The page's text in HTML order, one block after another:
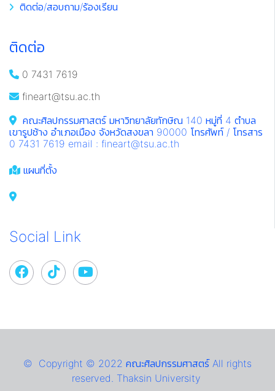
ติดต่อ/สอบถาม/ร้องเรียน
ติดต่อ
0 7431 7619
fineart@tsu.ac.th
คณะศิลปกรรมศาสตร์ มหาวิทยาลัยทักษิณ 140 หมู่ที่ 4 ตำบล
เขารูปช้าง อำเภอเมือง จังหวัดสงขลา 90000 โทรศัพท์ / โทรสาร
0 7431 7619 email : fineart@tsu.ac.th
แผนที่ตั้ง
Social Link
© Copyright © 2022 คณะศิลปกรรมศาสตร์ All rights
reserved. Thaksin University